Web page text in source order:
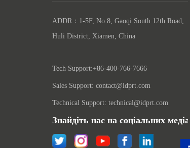
ADDR：1-5F, No.8, Gaoqi South 12th Road,
Huli District, Xiamen, China
Tech Support:+86-400-766-7666
Sales Support: contact@idprt.com
Technical Support: technical@idprt.com
Знайдіть нас на соціальних